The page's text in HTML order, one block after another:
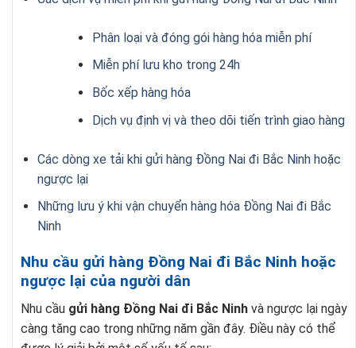
Phân loại và đóng gói hàng hóa miễn phí
Miễn phí lưu kho trong 24h
Bốc xếp hàng hóa
Dịch vụ định vị và theo dõi tiến trình giao hàng
Các dòng xe tải khi gửi hàng Đồng Nai đi Bắc Ninh hoặc
ngược lại
Những lưu ý khi vận chuyển hàng hóa Đồng Nai đi Bắc
Ninh
Nhu cầu gửi hàng Đồng Nai đi Bắc Ninh hoặc
ngược lại của người dân
Nhu cầu gửi hàng Đồng Nai đi Bắc Ninh và ngược lại ngày
càng tăng cao trong những năm gần đây. Điều này có thể